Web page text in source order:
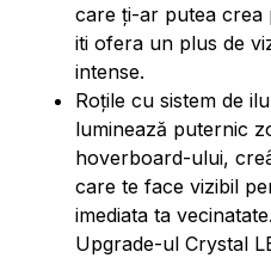
care ți-ar putea crea
iti ofera un plus de
intense.
Roțile cu sistem de
luminează puternic
hoverboard-ului,
care te face vizibil
imediata ta
Upgrade-ul Crystal